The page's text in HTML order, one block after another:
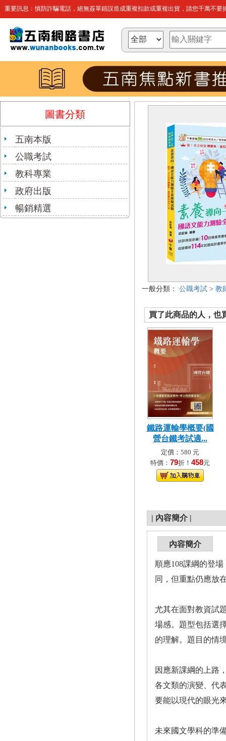
重要訊息：慎防詐騙電話，絕無簽單錯誤造成重複扣款或重複出貨，請您千萬不要
圖書分類
五南本版
公職考試
教科專業
政府出版
暢銷精選
一般分類： 公職考試 > 教
買了此商品的人，也
鐵路運輸學概要(國
營台鐵考試適...
定價：580 元
特價： 79折！ 458元
| 內容簡介 |
內容簡介
順應108課綱的登
同，但重點仍應放
尤其在面對教資試
場感。題型包括選
的理解。題目的情
因應新課綱的上路
各文類的演變、代
要能以現代的眼光
未來國文學科的準